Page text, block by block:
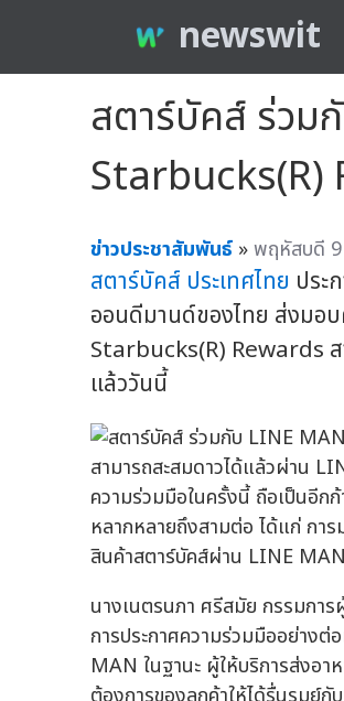
newswit
สตาร์บัคส์ ร่วม
Starbucks(R)
ข่าวประชาสัมพันธ์ »พฤหัสบดี 9
สตาร์บัคส์ ประเทศไทย ประ
ออนดีมานด์ของไทย ส่งมอ
Starbucks(R) Rewards
แล้ววันนี้
ความร่วมมือในครั้งนี้ ถือเป็นอีก
หลากหลายถึงสามต่อ ได้แก่ กา
สินค้าสตาร์บัคส์ผ่าน LINE
นางเนตรนภา ศรีสมัย กรรมกา
การประกาศความร่วมมืออย่าง
MAN ในฐานะ ผู้ให้บริการส่งอ